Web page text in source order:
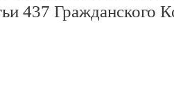
437 Гражданского